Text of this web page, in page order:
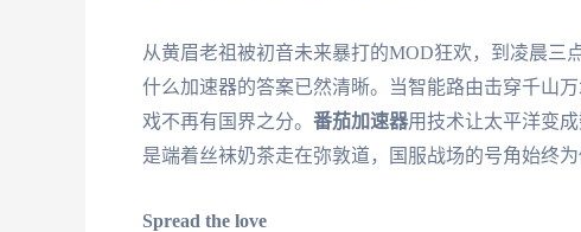
从黄眉老祖被初音未来暴打的MOD狂欢，到凌晨三
什么加速器的答案已然清晰。当智能路由击穿千山
戏不再有国界之分。 番茄加速器用技术让太平洋变
是端着丝袜奶茶走在弥敦道，国服战场的号角始终为
Spread the love